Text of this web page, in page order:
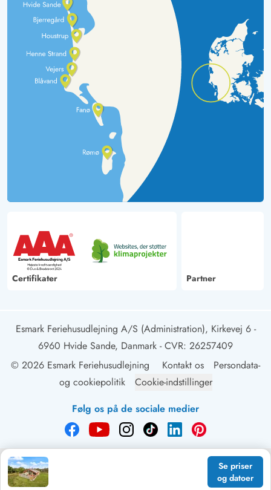
Se priser
og datoer
Certifikater Partner
Esmark Feriehusudlejning A/S (Administration), Kirkevej 6 -
6960 Hvide Sande, Danmark - CVR: 26257409
© 2026 Esmark Feriehusudlejning
Kontakt os
Persondata-
og cookiepolitik
Cookie-indstillinger
Følg os på de sociale medier